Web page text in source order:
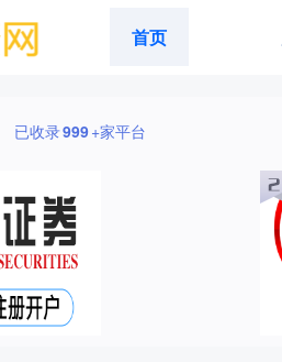
首页
已收录999+家平台